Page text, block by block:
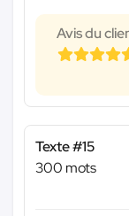
Avis du
Texte #15
300 mots